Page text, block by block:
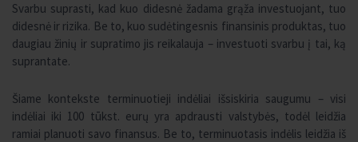
Svarbu suprasti, kad kuo didesnė žadama grąža investuojant, tuo
didesnė ir rizika. Be to, kuo sudėtingesnis finansinis produktas, tuo
daugiau žinių ir supratimo jis reikalauja – investuoti svarbu į tai, ką
suprantate.
Šiame kontekste terminuotieji indėliai išsiskiria saugumu – visi
indėliai iki 100 tūkst. eurų yra apdrausti valstybės, todėl leidžia
ramiai planuoti savo finansus. Be to, terminuotasis indėlis leidžia iš